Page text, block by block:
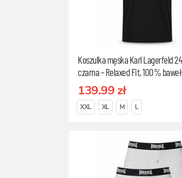
Koszulka męska Karl Lagerfeld
czarna – Relaxed Fit, 100%
organiczna, Rozmiar L
139.99 zł
XXL XL M L